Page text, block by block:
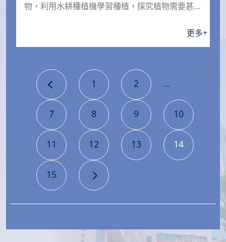
物，利用水耕種植機學習種植，探究植物需要甚麼
更多+
1 2 ...
7 8 9 10
11 12 13 14
15